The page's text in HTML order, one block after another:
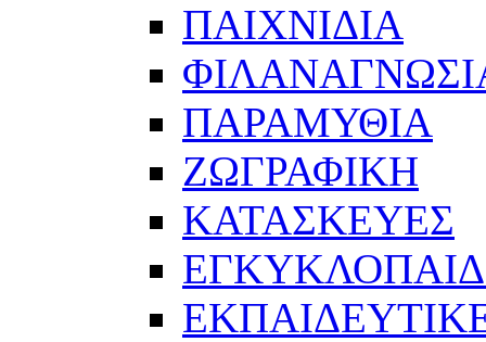
ΠΑΙΧΝΙΔΙΑ
ΠΑΡΑΜΥΘΙΑ
ΖΩΓΡΑΦΙΚΗ
ΚΑΤΑΣΚΕΥΕΣ